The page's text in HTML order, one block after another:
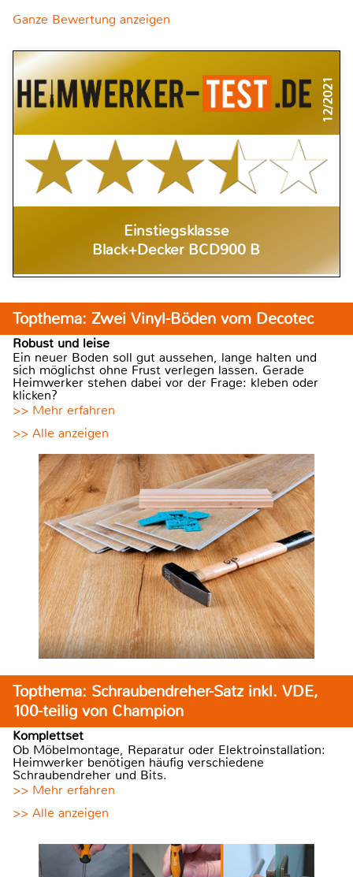
Ganze Bewertung anzeigen
12/2021
Einstiegsklasse
Black+Decker BCD900 B
Topthema: Zwei Vinyl-Böden vom Decotec
Robust und leise
Ein neuer Boden soll gut aussehen, lange halten und
sich möglichst ohne Frust verlegen lassen. Gerade
Heimwerker stehen dabei vor der Frage: kleben oder
klicken?
>> Mehr erfahren
>> Alle anzeigen
Topthema: Schraubendreher-Satz inkl. VDE,
100-teilig von Champion
Komplettset
Ob Möbelmontage, Reparatur oder Elektroinstallation:
Heimwerker benötigen häufig verschiedene
Schraubendreher und Bits.
>> Mehr erfahren
>> Alle anzeigen